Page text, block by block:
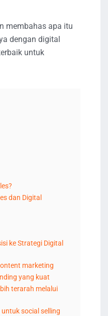
membahas apa itu
dengan digital
untuk
dan Digital
ke Strategi Digital
marketing
yang kuat
terarah melalui
social selling